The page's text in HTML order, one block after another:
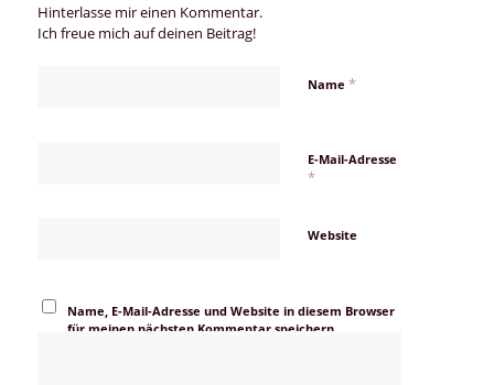
Hinterlasse mir einen Kommentar.
Ich freue mich auf deinen Beitrag!
Name *
E-Mail-Adresse
*
Website
Name, E-Mail-Adresse und Website in diesem Browser
für meinen nächsten Kommentar speichern.